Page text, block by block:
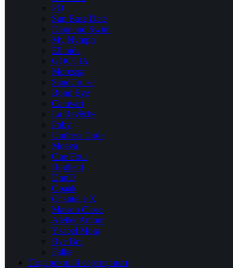
PQ
Sun Base Date
Diamond Swim
My Nymph
Ellinida
GOCCIA
Moresqa
SandCruise
Bond Eye
Camvari
La Revêche
Poby
Undress Code
Moeva
One Four
Boglietti
DnuD
Opaak
Chantelle X
Maison Close
Atelier Amour
Ysabel Mora
Bye Bra
Falke
Подарочный сертификат